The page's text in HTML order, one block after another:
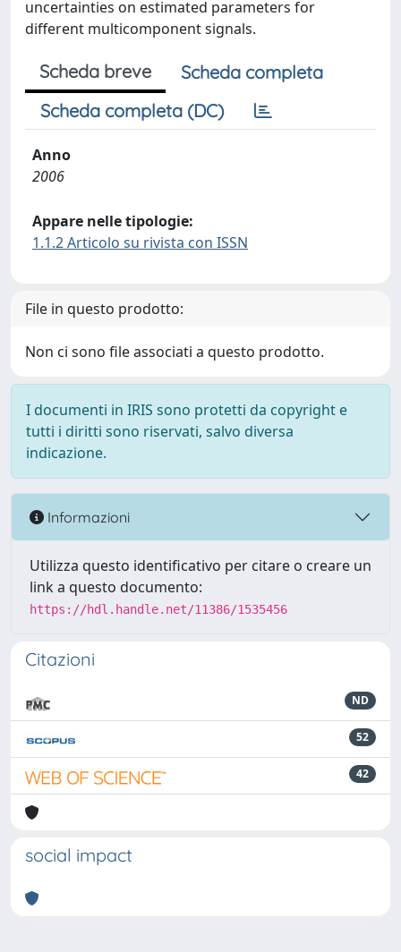
uncertainties on estimated parameters for
different multicomponent signals.
Scheda breve
Scheda completa
Scheda completa (DC)
Anno
2006
Appare nelle tipologie:
1.1.2 Articolo su rivista con ISSN
File in questo prodotto:
Non ci sono file associati a questo prodotto.
I documenti in IRIS sono protetti da copyright e
tutti i diritti sono riservati, salvo diversa
indicazione.
Informazioni
Utilizza questo identificativo per citare o creare un
link a questo documento:
https://hdl.handle.net/11386/1535456
Citazioni
ND
52
42
social impact